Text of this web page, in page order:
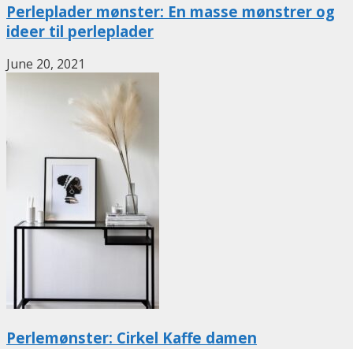
Perleplader mønster: En masse mønstrer og
ideer til perleplader
June 20, 2021
Perlemønster: Cirkel Kaffe damen